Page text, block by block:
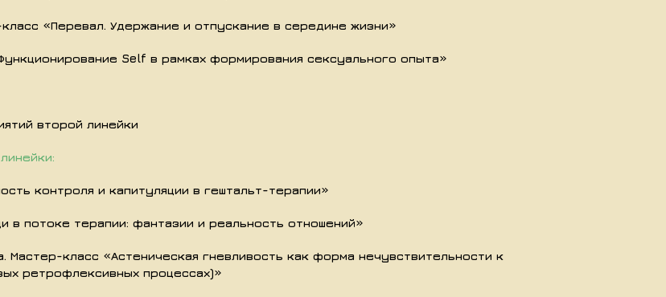
«Перевал. Удержание и отпускание в середине жизни»
Self в рамках формирования сексуального опыта»
второй линейки
контроля и капитуляции в гештальт-терапии»
в потоке терапии: фантазии и реальность отношений»
Мастер-класс «Астеническая гневливость как форма нечувствительности к
ретрофлексивных процессах)»